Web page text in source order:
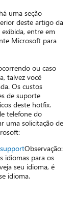
uma seção
deste artigo da
entre em
Microsoft para
ou caso
talvez você
Os custos
de suporte
deste hotfix.
telefone do
uma solicitação de
Observação:
idiomas para os
seu idioma, é
idioma.